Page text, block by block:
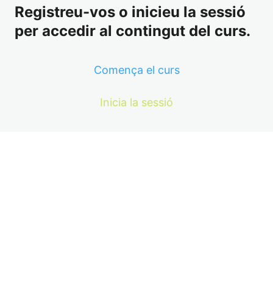
Registreu-vos o inicieu la sessió
per accedir al contingut del curs.
Comença el curs
Inicia la sessió